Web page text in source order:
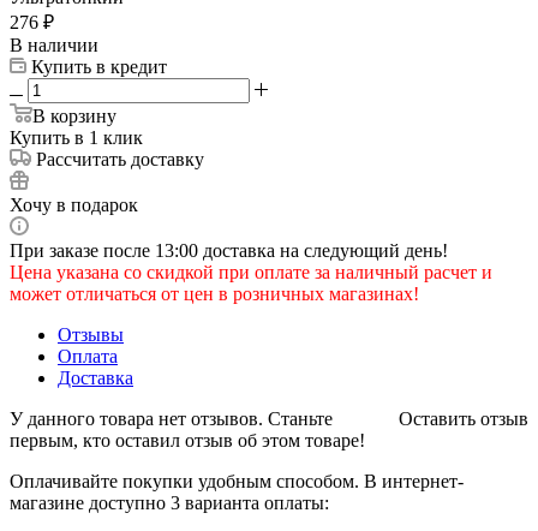
276 ₽
В наличии
Купить в кредит
В корзину
Купить в 1 клик
Рассчитать доставку
Хочу в подарок
При заказе после 13:00 доставка на следующий день!
Цена указана со скидкой при оплате за наличный расчет и
может отличаться от цен в розничных магазинах!
Отзывы
Оплата
Доставка
Оставить отзыв
У данного товара нет отзывов. Станьте
первым, кто оставил отзыв об этом товаре!
Оплачивайте покупки удобным способом. В интернет-
магазине доступно 3 варианта оплаты: